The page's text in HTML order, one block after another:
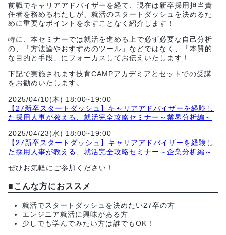
前職でキャリアアドバイザーを経て、現在は新卒採用担当責
任者を務めるわたしが、就活のスタートダッシュを決めるた
めに重要なポイントを余すことなく紹介します！
特に、本セミナーでは就活を進める上で必ず必要な自己分析
の、「方法論やおすすめのツール」などではなく、「本質的
な目的と手段」にフォーカスしてお伝えいたします！
下記で実施されます技育CAMPアカデミアとセットでの受講
をお勧めいたします。
2025/04/10(木) 18:00~19:00
【27新卒スタートダッシュ】キャリアアドバイザーを経験し
た採用人事が教える、就活完全攻略セミナー～業界分析編～
2025/04/23(水) 18:00~19:00
【27新卒スタートダッシュ】キャリアアドバイザーを経験し
た採用人事が教える、就活完全攻略セミナー～企業分析編～
ぜひお気軽にご参加ください！
■こんな方におススメ
就活でスタートダッシュを決めたい27卒の方
エンジニア就活に興味がある方
少しでも学んでみたい方は誰でもOK！